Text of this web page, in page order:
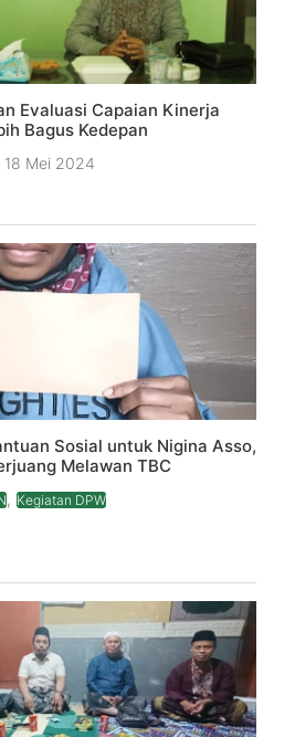
Evaluasi Capaian Kinerja
Bagus Kedepan
18 Mei 2024
Sosial untuk Nigina Asso,
Melawan TBC
, Kegiatan DPW